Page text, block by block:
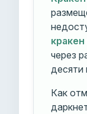
через
десяти
Как